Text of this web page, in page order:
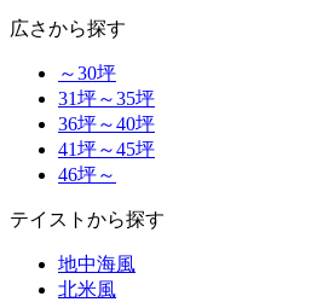
広さから探す
～30坪
31坪～35坪
36坪～40坪
41坪～45坪
46坪～
テイストから探す
地中海風
北米風